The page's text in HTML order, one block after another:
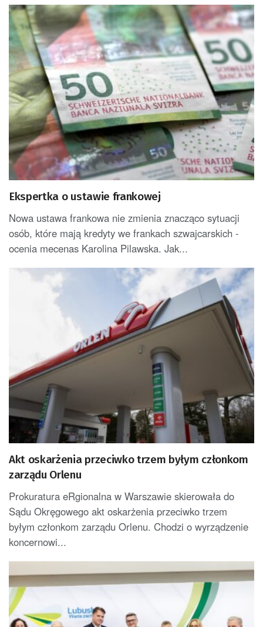
Ekspertka o ustawie frankowej
Nowa ustawa frankowa nie zmienia znacząco sytuacji
osób, które mają kredyty we frankach szwajcarskich -
ocenia mecenas Karolina Pilawska. Jak...
Akt oskarżenia przeciwko trzem byłym członkom
zarządu Orlenu
Prokuratura eRgionalna w Warszawie skierowała do
Sądu Okręgowego akt oskarżenia przeciwko trzem
byłym członkom zarządu Orlenu. Chodzi o wyrządzenie
koncernowi...